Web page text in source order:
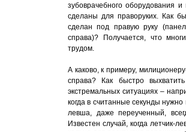
зубоврачебного оборудования
сделаны для праворуких. Как
сделан под правую руку
справа)? Получается, что
трудом.
А каково, к примеру,
справа? Как быстро
экстремальных ситуациях –
когда в считанные секунды
левша, даже переученный,
Известен случай, когда летчик-